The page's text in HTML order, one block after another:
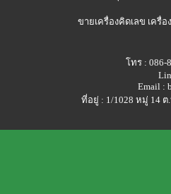
ขายเครื่องคิดเลข เครื่
โทร : 086-
Email :
ที่อยู่ : 1/1028 หมู่ 14 ต.